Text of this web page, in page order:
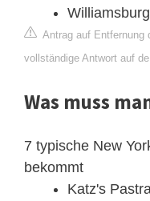
Antrag auf Entfernung
vollständige Antwort auf
Was muss
7 typische New
bekommt
Katz's